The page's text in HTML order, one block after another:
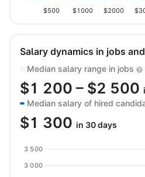
$500 $1000 $2000
Salary dynamics in jobs
Median salary range in jobs
$1 200 – $2 500
Median salary of hired
$1 300 in 30 days
3 000
3 500